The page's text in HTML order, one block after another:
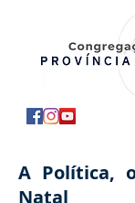
A Política,
Natal